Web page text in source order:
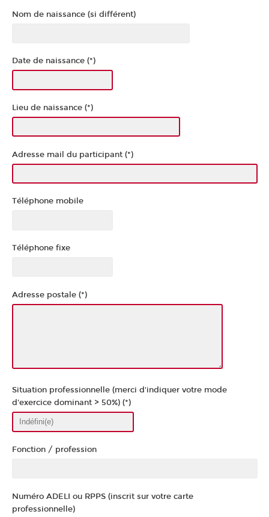
Nom de naissance (si différent)
Date de naissance (*)
Lieu de naissance (*)
Adresse mail du participant (*)
Téléphone mobile
Téléphone fixe
Adresse postale (*)
Situation professionnelle (merci d'indiquer votre mode
d'exercice dominant > 50%) (*)
Fonction / profession
Numéro ADELI ou RPPS (inscrit sur votre carte
professionnelle)